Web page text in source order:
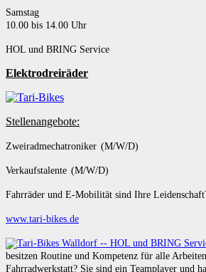
Samstag
10.00 bis 14.00 Uhr
HOL und BRING Service
Elektrodreiräder
Stellenangebote:
Zweiradmechatroniker (M/W/D)
Verkaufstalente (M/W/D)
Fahrräder und E-Mobilität sind Ihre
www.tari-bikes.de
besitzen Routine und Kompetenz für alle
Fahrradwerkstatt? Sie sind ein Teamplayer und